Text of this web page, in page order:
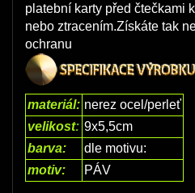
platební karty před čtečkami
nebo ztracením.Získáte tak
ochranu
materiál: nerez ocel/perleť
velikost: 9x5,5cm
barva:
dle motivu:
motiv:
PÁV